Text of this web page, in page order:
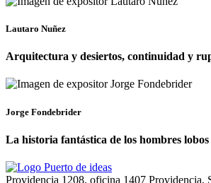
Lautaro Nuñez
Arquitectura y desiertos, continuidad y
Jorge Fondebrider
La historia fantástica de los hombres lobos
Providencia 1208, oficina 1407 Providencia,